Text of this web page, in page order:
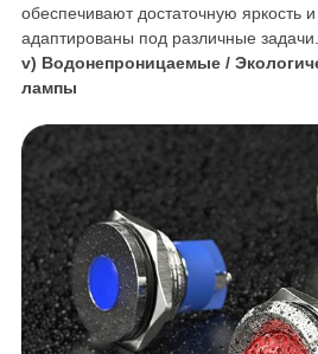
обеспечивают достаточную яркость
адаптированы под различные задачи.
v) Водонепроницаемые /
лампы